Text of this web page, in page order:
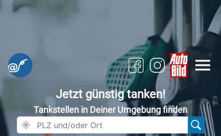
Jetzt günstig tanken!
Tankstellen in Deiner Umgebung finden